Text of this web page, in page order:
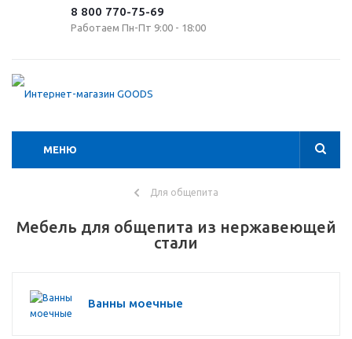
8 800 770-75-69
Работаем Пн-Пт 9:00 - 18:00
МЕНЮ
Для общепита
Мебель для общепита из нержавеющей
стали
Ванны моечные